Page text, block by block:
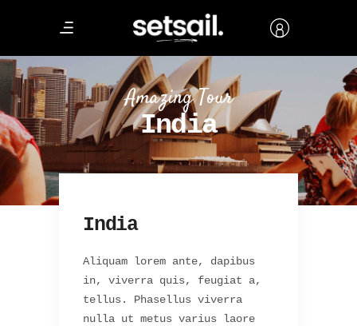
Amazing Tour
India
India
Aliquam lorem ante, dapibus
in, viverra quis, feugiat a,
tellus. Phasellus viverra
nulla ut metus varius laore